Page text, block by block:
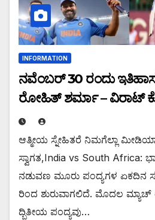
INFORMATION
ನವೆಂಬರ್ 30 ರಂದು ಇತಿಹಾಸ
ರೋಹಿತ್ ಶರ್ಮಾ – ವಿರಾಟ್
ಆತ್ಮೀಯ ಸ್ನೇಹಿತರೆ ನಿಮಗೆಲ್ಲಾ
ಸ್ವಾಗತ,India vs South Africa:
ನಡುವಣ ಮೂರು ಪಂದ್ಯಗಳ ಏಕದಿನ
ರಿಂದ ಶುರುವಾಗಲಿದೆ. ಮೊದಲ
ದ್ಬಿತೀಯ ಪಂದ್ಯವು…